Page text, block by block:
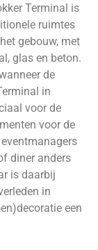
Terminal is
ruimtes
gebouw, met
glas en beton.
de
in
voor de
voor de
diner anders
is daarbij
in
een